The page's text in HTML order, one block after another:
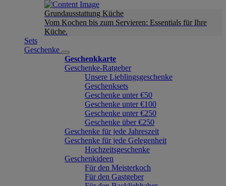
Grundausstattung Küche
Vom Kochen bis zum Servieren: Essentials für Ihre
Küche.
Sets
Geschenke
Geschenkkarte
Geschenke-Ratgeber
Unsere Lieblingsgeschenke
Geschenksets
Geschenke unter €50
Geschenke unter €100
Geschenke unter €250
Geschenke über €250
Geschenke für jede Jahreszeit
Geschenke für jede Gelegenheit
Hochzeitsgeschenke
Geschenkideen
Für den Meisterkoch
Für den Gastgeber